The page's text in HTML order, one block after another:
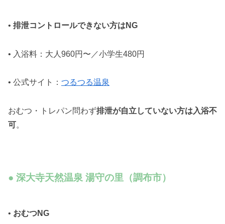
• 排泄コントロールできない方はNG
• 入浴料：大人960円〜／小学生480円
• 公式サイト： つるつる温泉
おむつ・トレパン問わず排泄が自立していない方は入浴不
可。
● 深大寺天然温泉 湯守の里（調布市）
• おむつNG